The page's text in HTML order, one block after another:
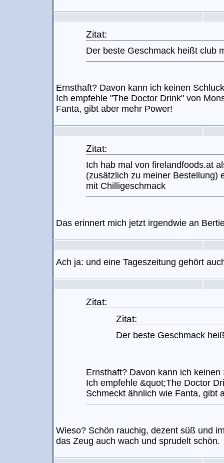
Zitat:
Der beste Geschmack heißt club
Ernsthaft? Davon kann ich keinen
Ich empfehle "The Doctor Drink" von
Fanta, gibt aber mehr Power!
Zitat:
Ich hab mal von firelandfoods.at
(zusätzlich zu meiner Bestellung)
mit Chilligeschmack
Das erinnert mich jetzt irgendwie an
Ach ja: und eine Tageszeitung gehört
Zitat:
Zitat:
Der beste Geschmack
Ernsthaft? Davon kann ich keinen
Ich empfehle &quot;The Doctor
Schmeckt ähnlich wie Fanta, gibt
Wieso? Schön rauchig, dezent süß und
das Zeug auch wach und sprudelt schön.